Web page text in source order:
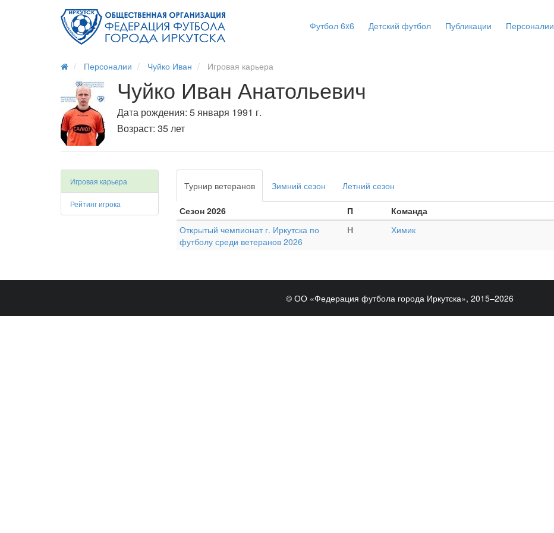
Футбол 6x6 Детский футбол Публикации Персоналии
Персоналии Чуйко Иван Игровая карьера
Чуйко Иван Анатольевич
Дата рождения: 5 января 1991 г.
Возраст: 35 лет
Игровая карьера
Рейтинг игрока
Турнир ветеранов Зимний сезон Летний сезон
Сезон 2026 П Команда
Открытый чемпионат г. Иркутска по
футболу среди ветеранов 2026
Н Химик
© ОО «Федерация футбола города Иркутска», 2015–2026